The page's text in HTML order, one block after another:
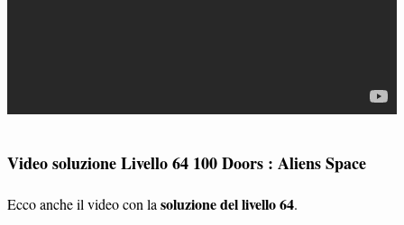
Video soluzione Livello 64 100 Doors : Aliens Space
Ecco anche il video con la soluzione del livello 64.